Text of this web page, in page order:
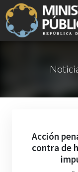
Acción
contra de